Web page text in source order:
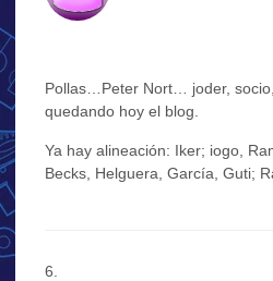
Pollas…Peter Nort… joder,
quedando hoy el blog.
Ya hay alineación: Iker; iogo,
Becks, Helguera, García, Guti;